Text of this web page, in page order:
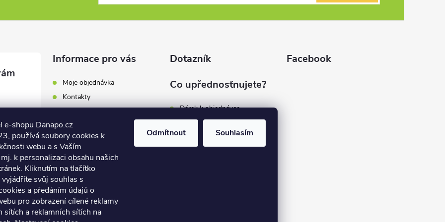
e-shopu Danapo.cz
používá soubory cookies k
webu a s Vaším
k personalizaci obsahu našich
Kliknutím na tlačítko
vyjádříte svůj souhlas s
a předáním údajů o
pro zobrazení cílené reklamy
sítích a reklamních sítích na
Odmítnout Souhlasím
446
446
Informace pro vás
Moje objednávka
Kontakty
Hodnocení obchodu
Obchodní podmínky
Reklamace a výměna zboží
Podmínky ochrany osobních
údajů
Soubory cookies
Napište nám
Dotazník
Co upřednosťnujete?
Dárek k objednávce
Zákaznický servis
Dopravu zdarma
Facebook